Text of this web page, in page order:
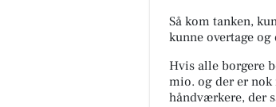
Så kom tanken,
kunne overtage
Hvis alle borgere
mio. og der er nok
håndværkere, der